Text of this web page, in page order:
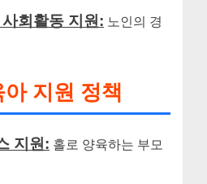
회활동 지원: 노인의 경
지원 정책
지원: 홀로 양육하는 부모